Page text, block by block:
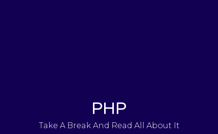
PHP
Take A Break And Read All About It